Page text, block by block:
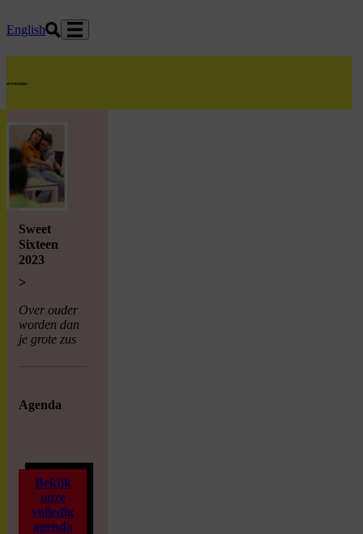
English
home
Sweet
Sixteen
2023
>
Over ouder
worden dan
je grote zus
Agenda
Bekijk
onze
volledig
agenda